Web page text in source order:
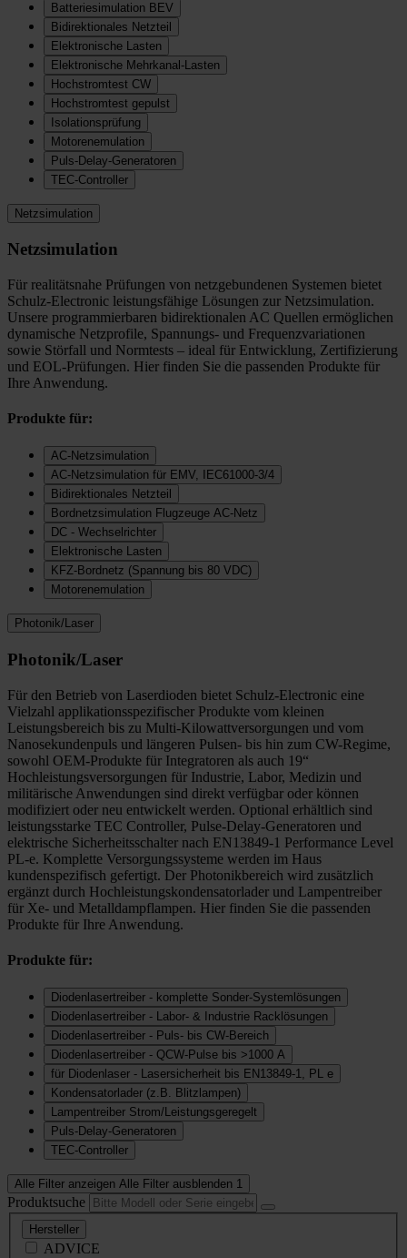
Batteriesimulation BEV
Bidirektionales Netzteil
Elektronische Lasten
Elektronische Mehrkanal-Lasten
Hochstromtest CW
Hochstromtest gepulst
Isolationsprüfung
Motorenemulation
Puls-Delay-Generatoren
TEC-Controller
Netzsimulation
Netzsimulation
Für realitätsnahe Prüfungen von netzgebundenen Systemen bietet
Schulz-Electronic leistungsfähige Lösungen zur Netzsimulation.
Unsere programmierbaren bidirektionalen AC Quellen ermöglichen
dynamische Netzprofile, Spannungs- und Frequenzvariationen
sowie Störfall und Normtests – ideal für Entwicklung, Zertifizierung
und EOL-Prüfungen. Hier finden Sie die passenden Produkte für
Ihre Anwendung.
Produkte für:
AC-Netzsimulation
AC-Netzsimulation für EMV, IEC61000-3/4
Bidirektionales Netzteil
Bordnetzsimulation Flugzeuge AC-Netz
DC - Wechselrichter
Elektronische Lasten
KFZ-Bordnetz (Spannung bis 80 VDC)
Motorenemulation
Photonik/Laser
Photonik/Laser
Für den Betrieb von Laserdioden bietet Schulz-Electronic eine
Vielzahl applikationsspezifischer Produkte vom kleinen
Leistungsbereich bis zu Multi-Kilowattversorgungen und vom
Nanosekundenpuls und längeren Pulsen- bis hin zum CW-Regime,
sowohl OEM-Produkte für Integratoren als auch 19“
Hochleistungsversorgungen für Industrie, Labor, Medizin und
militärische Anwendungen sind direkt verfügbar oder können
modifiziert oder neu entwickelt werden. Optional erhältlich sind
leistungsstarke TEC Controller, Pulse-Delay-Generatoren und
elektrische Sicherheitsschalter nach EN13849-1 Performance Level
PL-e. Komplette Versorgungssysteme werden im Haus
kundenspezifisch gefertigt. Der Photonikbereich wird zusätzlich
ergänzt durch Hochleistungskondensatorlader und Lampentreiber
für Xe- und Metalldampflampen. Hier finden Sie die passenden
Produkte für Ihre Anwendung.
Produkte für:
Diodenlasertreiber - komplette Sonder-Systemlösungen
Diodenlasertreiber - Labor- & Industrie Racklösungen
Diodenlasertreiber - Puls- bis CW-Bereich
Diodenlasertreiber - QCW-Pulse bis >1000 A
für Diodenlaser - Lasersicherheit bis EN13849-1, PL e
Kondensatorlader (z.B. Blitzlampen)
Lampentreiber Strom/Leistungsgeregelt
Puls-Delay-Generatoren
TEC-Controller
Alle Filter anzeigen Alle Filter ausblenden 1
Produktsuche
Hersteller
ADVICE